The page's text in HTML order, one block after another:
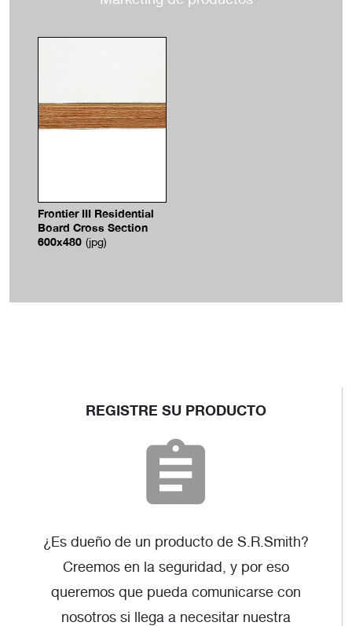
Frontier III Residential
Board Cross Section
600x480 (jpg)
REGISTRE SU PRODUCTO
¿Es dueño de un producto de S.R.Smith?
Creemos en la seguridad, y por eso
queremos que pueda comunicarse con
nosotros si llega a necesitar nuestra